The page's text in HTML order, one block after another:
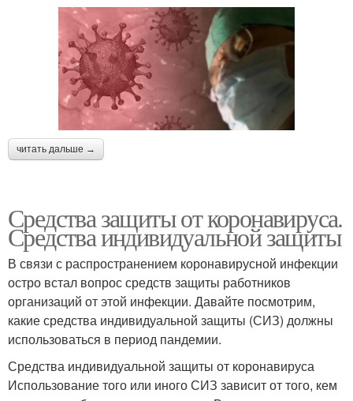
читать дальше →
Средства защиты от коронавируса.
Средства индивидуальной защиты
В связи с распространением коронавирусной инфекции
остро встал вопрос средств защиты работников
организаций от этой инфекции. Давайте посмотрим,
какие средства индивидуальной защиты (СИЗ) должны
использоваться в период пандемии.
Средства индивидуальной защиты от коронавируса
Использование того или иного СИЗ зависит от того, кем